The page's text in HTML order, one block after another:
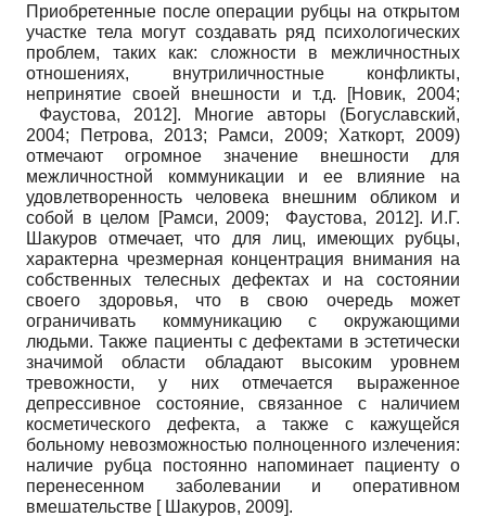
Приобретенные после операции рубцы на открытом
участке тела могут создавать ряд психологических
проблем, таких как: сложности в межличностных
отношениях, внутриличностные конфликты,
непринятие своей внешности и т.д.
[Новик, 2004;
Фаустова, 2012]. Многие авторы (Богуславский,
2004; Петрова, 2013; Рамси, 2009; Хаткорт, 2009)
отмечают огромное значение внешности для
межличностной коммуникации и ее влияние на
удовлетворенность человека внешним обликом и
собой в целом
[Рамси, 2009; Фаустова, 2012]. И.Г.
Шакуров отмечает, что для лиц, имеющих рубцы,
характерна чрезмерная концентрация внимания на
собственных телесных дефектах и на состоянии
своего здоровья, что в свою очередь может
ограничивать коммуникацию с окружающими
людьми. Также пациенты с дефектами в эстетически
значимой области обладают высоким уровнем
тревожности, у них отмечается выраженное
депрессивное состояние, связанное с наличием
косметического дефекта, а также с кажущейся
больному невозможностью полноценного излечения:
наличие рубца постоянно напоминает пациенту о
перенесенном заболевании и оперативном
вмешательстве [Шакуров, 2009].